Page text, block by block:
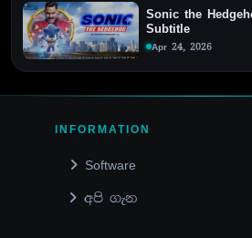
Sonic the
Subtitle
Apr 24, 2026
INFORMATION
Software
අපි ගැන